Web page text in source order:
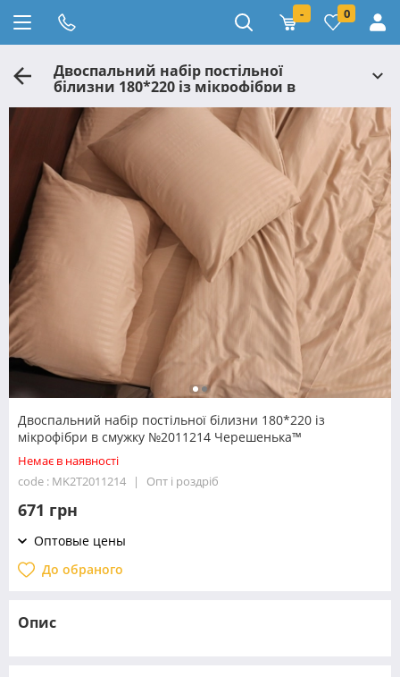
- 0
Двоспальний набір постільної
білизни 180*220 із мікрофібри в
смужку №2011214 Черешенька™
Двоспальний набір постільної білизни 180*220 із
мікрофібри в смужку №2011214 Черешенька™
Немає в наявності
code : MK2T2011214
Опт і роздріб
671 грн
Оптовые цены
До обраного
Опис